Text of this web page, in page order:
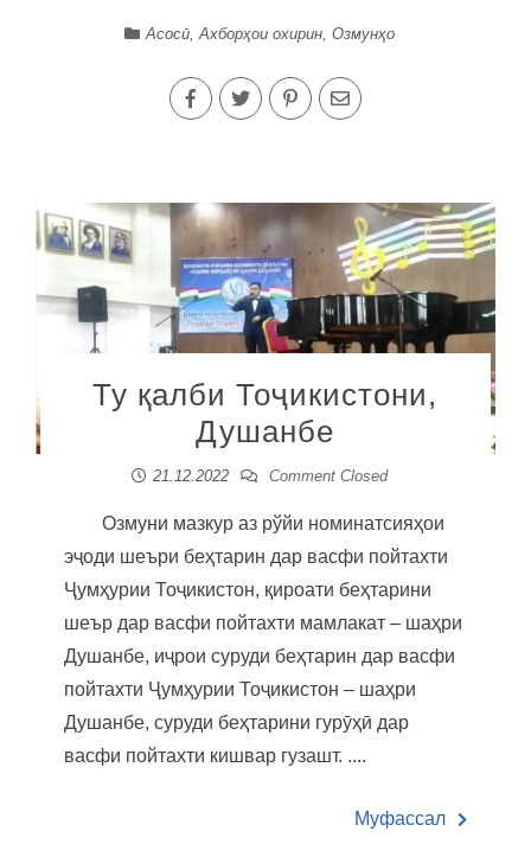
Асосӣ,Ахборҳои охирин, Озмунҳо
Ту қалби Тоҷикистони,
Душанбе
21.12.2022 Comment Closed
Озмуни мазкур аз рўйи номинатсияҳои
эҷоди шеъри беҳтарин дар васфи пойтахти
Ҷумҳурии Тоҷикистон, қироати беҳтарини
шеър дар васфи пойтахти мамлакат – шаҳри
Душанбе, иҷрои суруди беҳтарин дар васфи
пойтахти Ҷумҳурии Тоҷикистон – шаҳри
Душанбе, суруди беҳтарини гурӯҳӣ дар
васфи пойтахти кишвар гузашт. ....
Муфассал